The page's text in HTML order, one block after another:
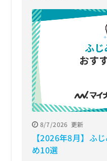
8/7/2026 更新
【2026年8月】ふ
め10選